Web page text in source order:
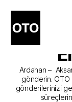
Ardahan –
gönderin. OTO
gönderilerinizi